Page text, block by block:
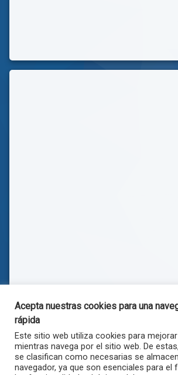
Acepta nuestras cookies para una
rápida
Este sitio web utiliza cookies para
mientras navega por el sitio web. De
se clasifican como necesarias se
navegador, ya que son esenciales para el